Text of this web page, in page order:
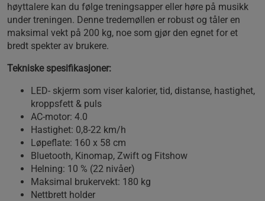
høyttalere kan du følge treningsapper eller høre på musikk
under treningen. Denne tredemøllen er robust og tåler en
maksimal vekt på 200 kg, noe som gjør den egnet for et
bredt spekter av brukere.
Tekniske spesifikasjoner:
LED- skjerm som viser kalorier, tid, distanse, hastighet,
kroppsfett & puls
AC-motor: 4.0
Hastighet: 0,8-22 km/h
Løpeflate: 160 x 58 cm
Bluetooth, Kinomap, Zwift og Fitshow
Helning: 10 % (22 nivåer)
Maksimal brukervekt: 180 kg
Nettbrett holder